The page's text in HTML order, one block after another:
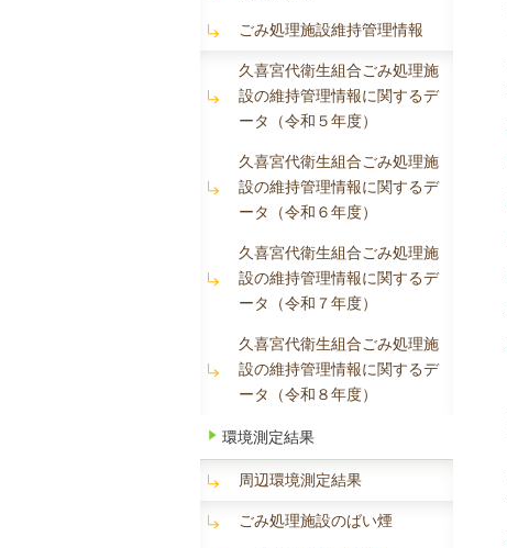
ごみ処理施設維持管理情報
久喜宮代衛生組合ごみ処理施
設の維持管理情報に関するデ
ータ（令和５年度）
久喜宮代衛生組合ごみ処理施
設の維持管理情報に関するデ
ータ（令和６年度）
久喜宮代衛生組合ごみ処理施
設の維持管理情報に関するデ
ータ（令和７年度）
久喜宮代衛生組合ごみ処理施
設の維持管理情報に関するデ
ータ（令和８年度）
環境測定結果
周辺環境測定結果
ごみ処理施設のばい煙